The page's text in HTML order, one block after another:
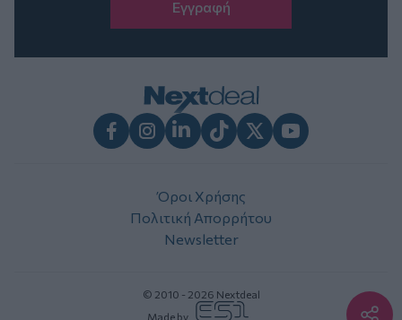
Όροι Χρήσης
Πολιτική Απορρήτου
Newsletter
© 2010 - 2026 Nextdeal
Made by